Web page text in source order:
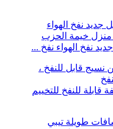
للنفخ للتخييم